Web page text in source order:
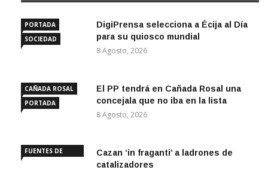
PORTADA
SOCIEDAD
DigiPrensa selecciona a Écija al Día
para su quiosco mundial
8 Agosto, 2026
CAÑADA ROSAL
PORTADA
El PP tendrá en Cañada Rosal una
concejala que no iba en la lista
8 Agosto, 2026
FUENTES DE
Cazan ‘in fraganti’ a ladrones de
catalizadores